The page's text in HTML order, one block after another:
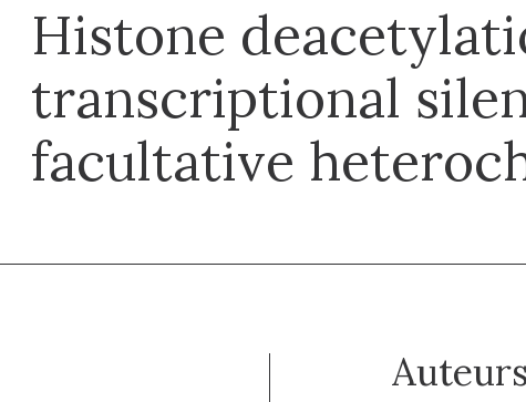
Histone
transcriptional
facultative
Auteurs